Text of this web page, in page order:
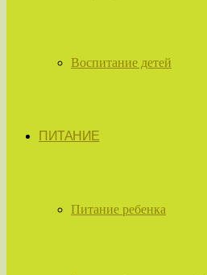
Воспитание детей
ПИТАНИЕ
Питание ребенка